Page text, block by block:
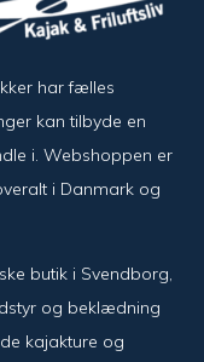
har fælles
kan tilbyde en
i. Webshoppen er
i Danmark og
butik i Svendborg,
og beklædning
kajakture og